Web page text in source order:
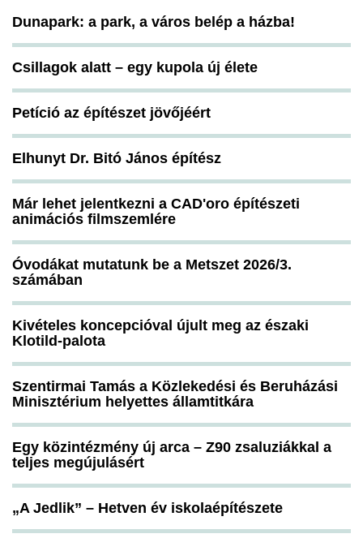
Dunapark: a park, a város belép a házba!
Csillagok alatt – egy kupola új élete
Petíció az építészet jövőjéért
Elhunyt Dr. Bitó János építész
Már lehet jelentkezni a CAD'oro építészeti
animációs filmszemlére
Óvodákat mutatunk be a Metszet 2026/3.
számában
Kivételes koncepcióval újult meg az északi
Klotild-palota
Szentirmai Tamás a Közlekedési és Beruházási
Minisztérium helyettes államtitkára
Egy közintézmény új arca – Z90 zsaluziákkal a
teljes megújulásért
„A Jedlik” – Hetven év iskolaépítészete